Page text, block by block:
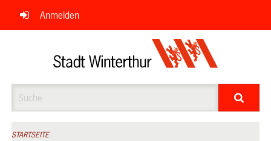
Navigation
überspringen
Anmelden
STARTSEITE